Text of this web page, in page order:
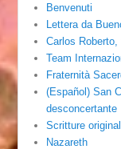
Benvenuti
Lettera da
Carlos
Team
Fraternità
(Español) San
desconcertante
Scritture
Nazareth